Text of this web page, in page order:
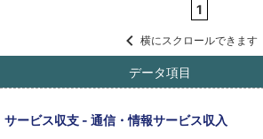
1
横にスクロールできます
データ項目
サービス収支 - 通信・情報サービス収入